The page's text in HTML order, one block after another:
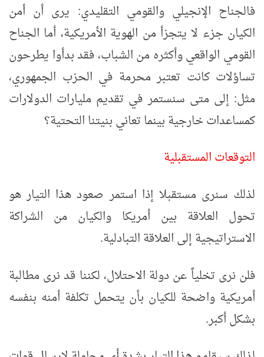
فالجناح الإنجيلي والقومي التقليدي: يرى أن أمن
الكيان جزء لا يتجزأ من الهوية الأمريكية، أما الجناح
القومي الواقعي وأكثره من الشباب، فقد بدأوا يطرحون
تساؤلات كانت تعتبر محرمة في الحزب الجمهوري،
مثل: إلى متى سنستمر في تقديم مليارات الدولارات
كمساعدات خارجية بينما تعاني بنيتنا التحتية؟
التوقعات المستقبلية
لذلك سنرى مستقبلا إذا استمر صعود هذا التيار هو
تحول العلاقة بين أمريكا والكيان من الشراكة
الاستراتيجية إلى العلاقة التبادلية.
فلن نرى تخلياً عن دولة الاحتلال، لكننا قد نرى مطالبة
أمريكية واضحة للكيان بأن يتحمل تكلفة أمنه بنفسه
بشكل أكبر.